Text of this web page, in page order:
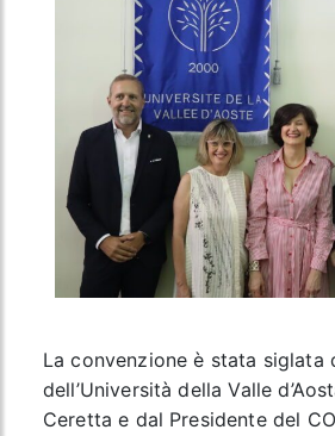
La convenzione è stata siglata
dell’Università della Valle
Ceretta e dal Presidente del